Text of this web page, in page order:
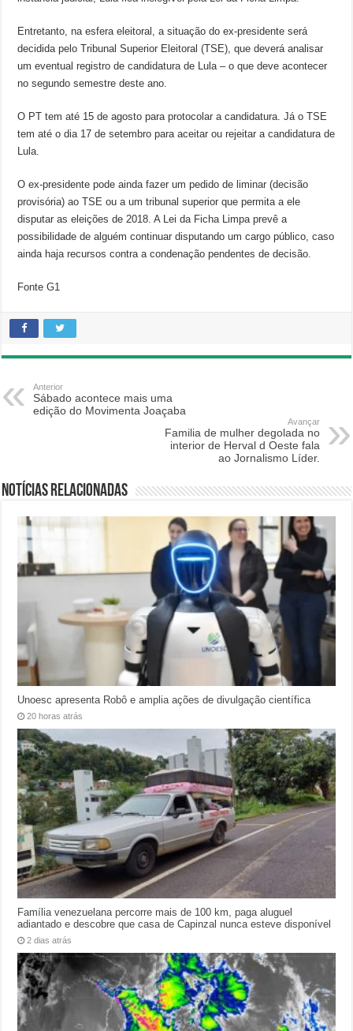
Entretanto, na esfera eleitoral, a situação do ex-presidente será
decidida pelo Tribunal Superior Eleitoral (TSE), que deverá analisar
um eventual registro de candidatura de Lula – o que deve acontecer
no segundo semestre deste ano.
O PT tem até 15 de agosto para protocolar a candidatura. Já o TSE
tem até o dia 17 de setembro para aceitar ou rejeitar a candidatura de
Lula.
O ex-presidente pode ainda fazer um pedido de liminar (decisão
provisória) ao TSE ou a um tribunal superior que permita a ele
disputar as eleições de 2018. A Lei da Ficha Limpa prevê a
possibilidade de alguém continuar disputando um cargo público, caso
ainda haja recursos contra a condenação pendentes de decisão.
Fonte G1
Anterior
Sábado acontece mais uma
edição do Movimenta Joaçaba
Avançar
Familia de mulher degolada no
interior de Herval d Oeste fala
ao Jornalismo Líder.
Notícias relacionadas
Unoesc apresenta Robô e amplia ações de divulgação científica
20 horas atrás
Família venezuelana percorre mais de 100 km, paga aluguel
adiantado e descobre que casa de Capinzal nunca esteve disponível
2 dias atrás